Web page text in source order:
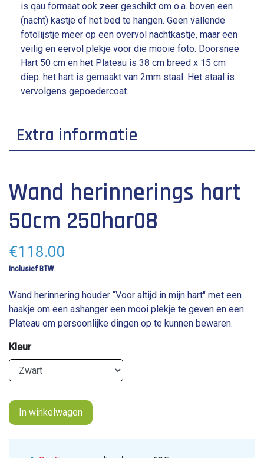
is qau formaat ook zeer geschikt om o.a. boven een
(nacht) kastje of het bed te hangen. Geen vallende
fotolijstje meer op een overvol nachtkastje, maar een
veilig en eervol plekje voor die mooie foto. Doorsnee
Hart 50 cm en het Plateau is 38 cm breed x 15 cm
diep. het hart is gemaakt van 2mm staal. Het staal is
vervolgens gepoedercoat.
Extra informatie
breedte: 35 cm
hoogte: 50 cm
Wand herinnerings hart
50cm 250har08
€118.00
Inclusief BTW
Wand herinnering houder “Voor altijd in mijn hart" met een
haakje om een ashanger een mooi plekje te geven en een
Plateau om persoonlijke dingen op te kunnen bewaren.
Kleur
In winkelwagen